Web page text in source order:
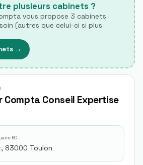
plusieurs cabinets ?
vous propose 3 cabinets
(autres que celui-ci si plus
→
Conseil Expertise
EC
83000 Toulon